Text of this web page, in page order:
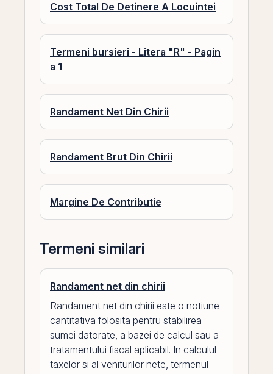
Cost Total De Detinere A Locuintei
Termeni bursieri - Litera "R" - Pagin
a 1
Randament Net Din Chirii
Randament Brut Din Chirii
Margine De Contributie
Termeni similari
Randament net din chirii
Randament net din chirii este o notiune
cantitativa folosita pentru stabilirea
sumei datorate, a bazei de calcul sau a
tratamentului fiscal aplicabil. In calculul
taxelor si al veniturilor nete, termenul